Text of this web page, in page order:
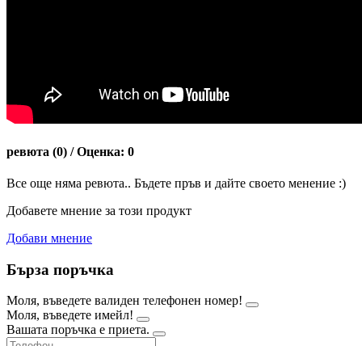
ревюта (0) / Оценка: 0
Все още няма ревюта.. Бъдете пръв и дайте своето менение :)
Добавете мнение за този продукт
Добави мнение
Бърза поръчка
Моля, въведете валиден телефонен номер!
Моля, въведете имейл!
Вашата поръчка е приета.